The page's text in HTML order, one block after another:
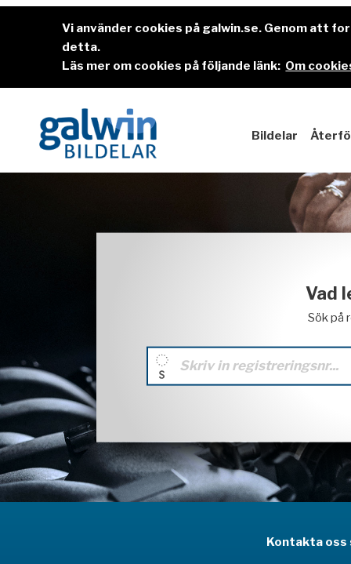
Vi använder cookies på galwin.se. Genom att
detta.
Läs mer om cookies på följande länk: Om
Bildelar
Vad
Sök på
Kontakta oss